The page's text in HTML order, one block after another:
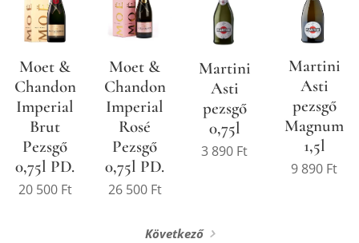
Moet &
Chandon
Imperial
Brut
Pezsgő
0,75l PD.
20 500Ft
Moet &
Chandon
Imperial
Rosé
Pezsgő
0,75l PD.
26 500Ft
Martini
Asti
pezsgő
0,75l
3 890 Ft
Martini
Asti
pezsgő
Magnum
1,5l
9 890 Ft
Következő